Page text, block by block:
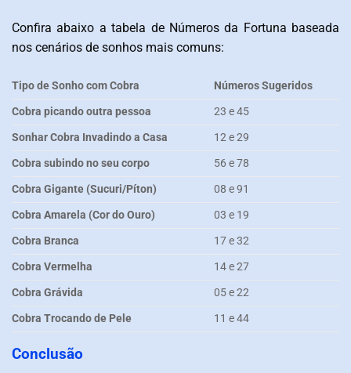
Confira abaixo a tabela de Números da Fortuna baseada
nos cenários de sonhos mais comuns:
Tipo de Sonho com Cobra
Números Sugeridos
Cobra picando outra pessoa
23 e 45
Sonhar Cobra Invadindo a Casa
12 e 29
Cobra subindo no seu corpo
56 e 78
Cobra Gigante (Sucuri/Píton)
08 e 91
Cobra Amarela (Cor do Ouro)
03 e 19
Cobra Branca
17 e 32
Cobra Vermelha
14 e 27
Cobra Grávida
05 e 22
Cobra Trocando de Pele
11 e 44
Conclusão